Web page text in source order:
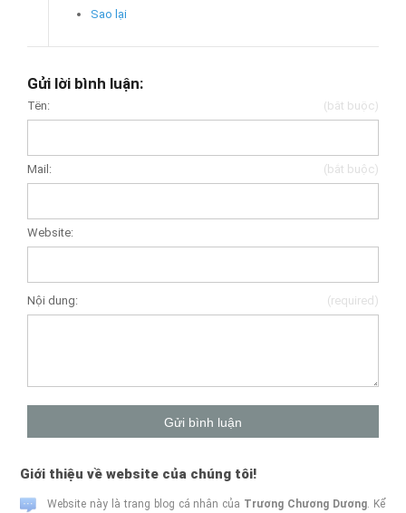
Sao lại
Gửi lời bình luận:
Tên: (bắt buộc)
Mail: (bắt buộc)
Website:
Nội dung: (required)
Giới thiệu về website của chúng tôi!
Website này là trang blog cá nhân của Trương Chương Dương. Kể